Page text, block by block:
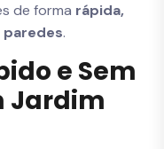
de forma rápida,
paredes.
e Sem
Jardim